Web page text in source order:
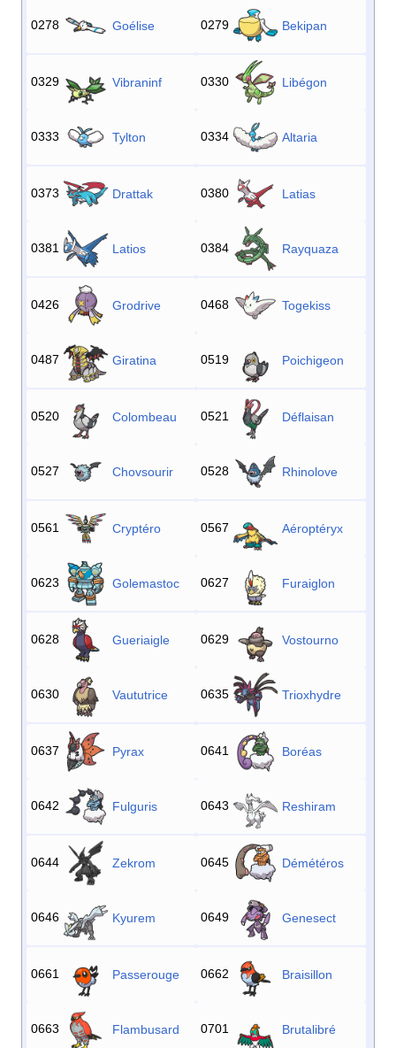
0278 Goélise 0279 Bekipan
0329 Vibraninf 0330 Libégon
0333 Tylton 0334 Altaria
0373 Drattak 0380 Latias
0381 Latios 0384 Rayquaza
0426 Grodrive 0468 Togekiss
0487 Giratina 0519 Poichigeon
0520 Colombeau 0521 Déflaisan
0527 Chovsourir 0528 Rhinolove
0561 Cryptéro 0567 Aéroptéryx
0623 Golemastoc 0627 Furaiglon
0628 Gueriaigle 0629 Vostourno
0630 Vaututrice 0635 Trioxhydre
0637 Pyrax 0641 Boréas
0642 Fulguris 0643 Reshiram
0644 Zekrom 0645 Démétéros
0646 Kyurem 0649 Genesect
0661 Passerouge 0662 Braisillon
0663 Flambusard 0701 Brutalibré